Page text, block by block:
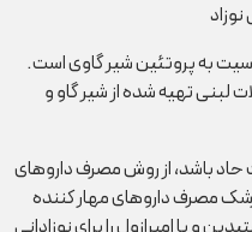
به پروتئین شیر گاوی است.
تهیه شده از شیر گاو و
حاد باشد، از روش مصرف داروهای
مصرف داروهای مهار کننده